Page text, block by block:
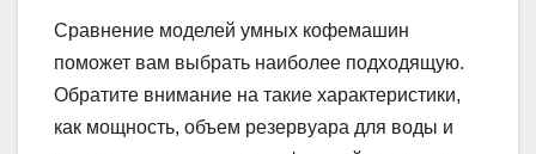
Сравнение моделей умных кофемашин
поможет вам выбрать наиболее подходящую.
Обратите внимание на такие характеристики,
как мощность, объем резервуара для воды и